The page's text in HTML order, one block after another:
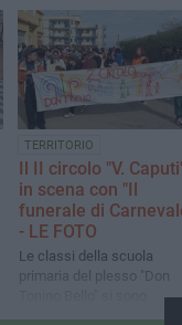
una giornata dedicata alla
pulizia delle spiagge dell’ex
Macello
TERRITORIO
Il II circolo "V.
in scena con "Il
funerale di
- LE FOTO
Le classi della scuola
primaria del plesso "Don